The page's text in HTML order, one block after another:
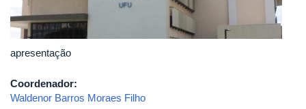
apresentação
Coordenador:
Waldenor Barros Moraes Filho